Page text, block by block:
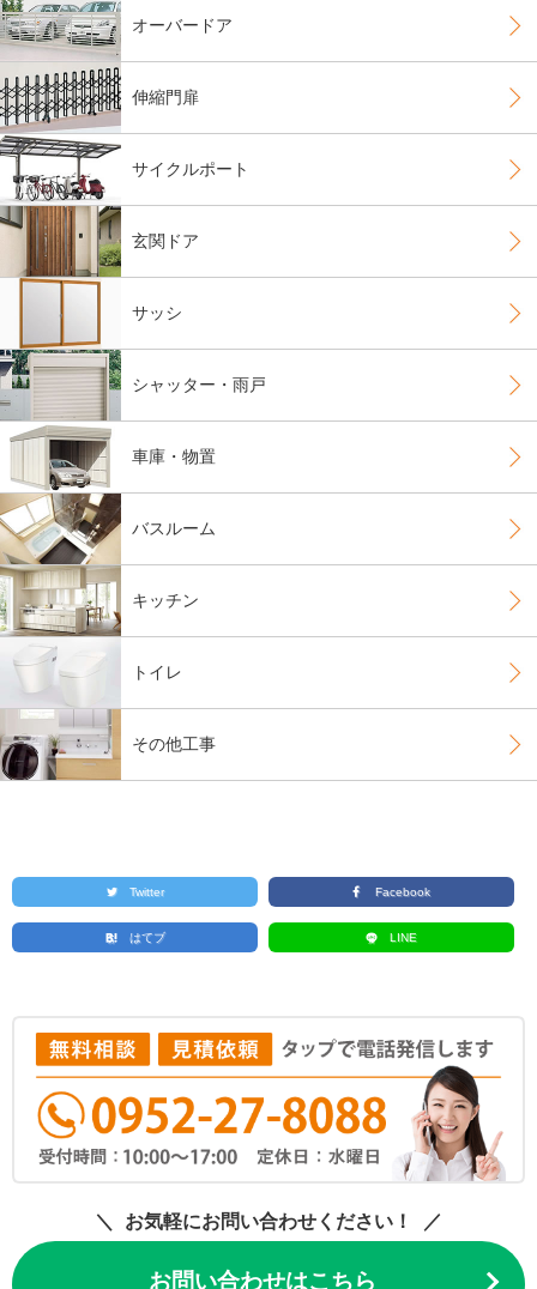
オーバードア
伸縮門扉
サイクルポート
玄関ドア
サッシ
シャッター・雨戸
車庫・物置
バスルーム
キッチン
トイレ
その他工事
Twitter Facebook
はてブ LINE
お気軽にお問い合わせください！
お問い合わせはこちら